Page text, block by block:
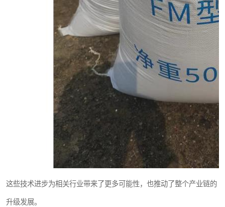
这些技术进步为相关行业带来了更多可能性，也推动了整个产业链的
升级发展。